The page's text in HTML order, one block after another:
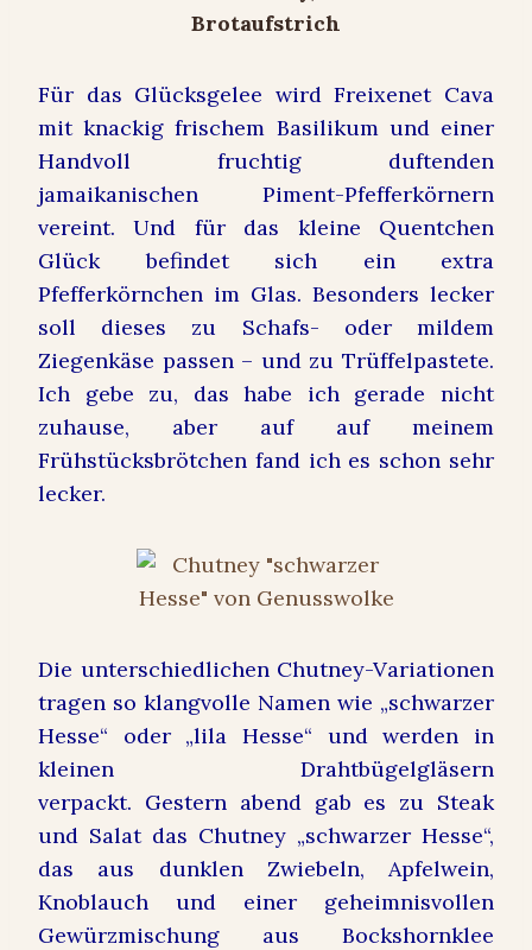
Für das Glücksgelee wird Freixenet Cava
mit knackig frischem Basilikum und einer
Handvoll fruchtig duftenden
jamaikanischen Piment-Pfefferkörnern
vereint. Und für das kleine Quentchen
Glück befindet sich ein extra
Pfefferkörnchen im Glas. Besonders lecker
soll dieses zu Schafs- oder mildem
Ziegenkäse passen – und zu Trüffelpastete.
Ich gebe zu, das habe ich gerade nicht
zuhause, aber auf auf meinem
Frühstücksbrötchen fand ich es schon sehr
lecker.
Die unterschiedlichen Chutney-Variationen
tragen so klangvolle Namen wie „schwarzer
Hesse“ oder „lila Hesse“ und werden in
kleinen Drahtbügelgläsern
verpackt. Gestern abend gab es zu Steak
und Salat das Chutney „schwarzer Hesse“,
das aus dunklen Zwiebeln, Apfelwein,
Knoblauch und einer geheimnisvollen
Gewürzmischung aus Bockshornklee